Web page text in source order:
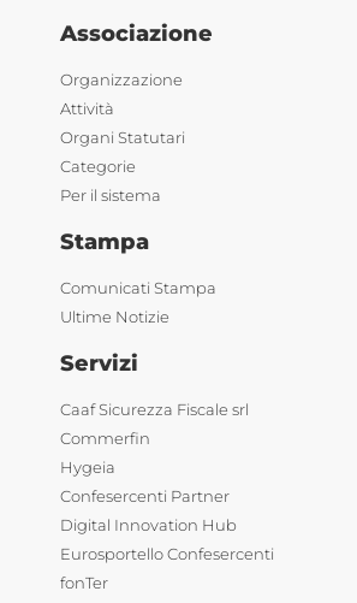
Associazione
Organizzazione
Attività
Organi Statutari
Categorie
Per il sistema
Stampa
Comunicati Stampa
Ultime Notizie
Servizi
Caaf Sicurezza Fiscale srl
Commerfin
Hygeia
Confesercenti Partner
Digital Innovation Hub
Eurosportello Confesercenti
fonTer